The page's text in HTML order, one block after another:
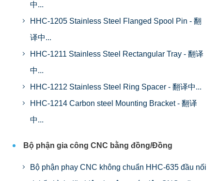
中...
HHC-1205 Stainless Steel Flanged Spool Pin - 翻
译中...
HHC-1211 Stainless Steel Rectangular Tray - 翻译
中...
HHC-1212 Stainless Steel Ring Spacer - 翻译中...
HHC-1214 Carbon steel Mounting Bracket - 翻译
中...
Bộ phận gia công CNC bằng đồng/Đồng
Bộ phận phay CNC không chuẩn HHC-635 đầu nối